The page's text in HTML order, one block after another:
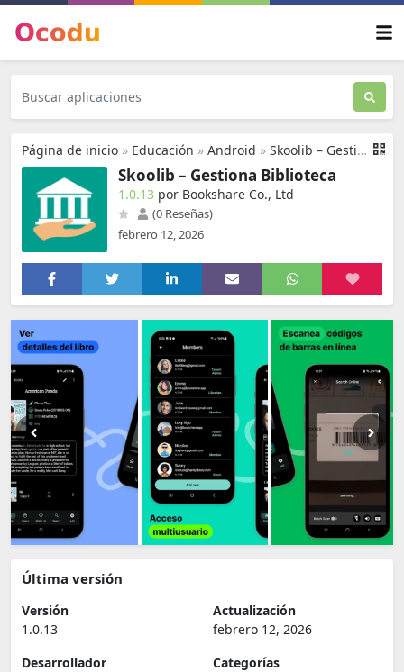
Página de inicio » Educación » Android » Skoolib – Gestiona Biblioteca
Skoolib – Gestiona Biblioteca
1.0.13 por Bookshare Co., Ltd
(0 Reseñas)
febrero 12, 2026
Última versión
Versión
1.0.13
Actualización
febrero 12, 2026
Desarrollador
Categorías